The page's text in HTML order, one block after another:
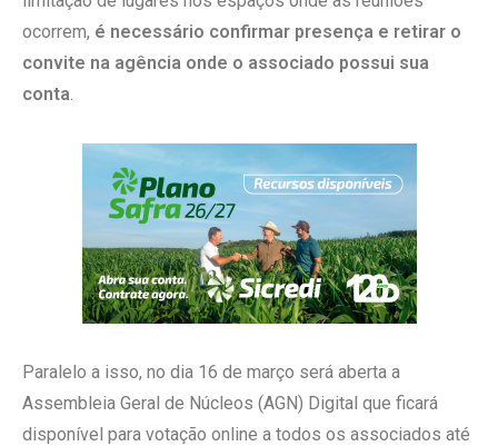
ocorrem, é necessário confirmar presença e retirar o
convite na agência onde o associado possui sua
conta
Paralelo a isso, no dia 16 de março será aberta a
Assembleia Geral de Núcleos (AGN) Digital que ficará
disponível para votação online a todos os associados até